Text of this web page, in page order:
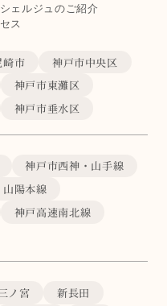
ェルジュのご紹介
ス
崎市
神戸市中央区
神戸市東灘区
神戸市垂水区
神戸市西神・山手線
山陽本線
神戸高速南北線
ノ宮 新長田